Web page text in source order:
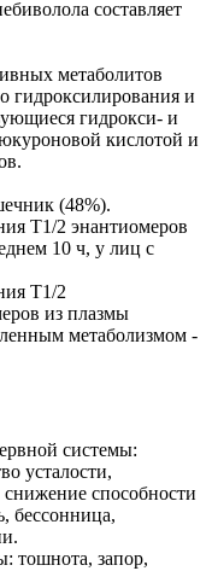
составляет
метаболитов
гидроксилирования и
гидрокси- и
кислотой и
(48%).
T1/2 энантиомеров
10 ч, у лиц с
T1/2
из плазмы
метаболизмом -
системы:
усталости,
снижение способности
бессонница,
тошнота, запор,